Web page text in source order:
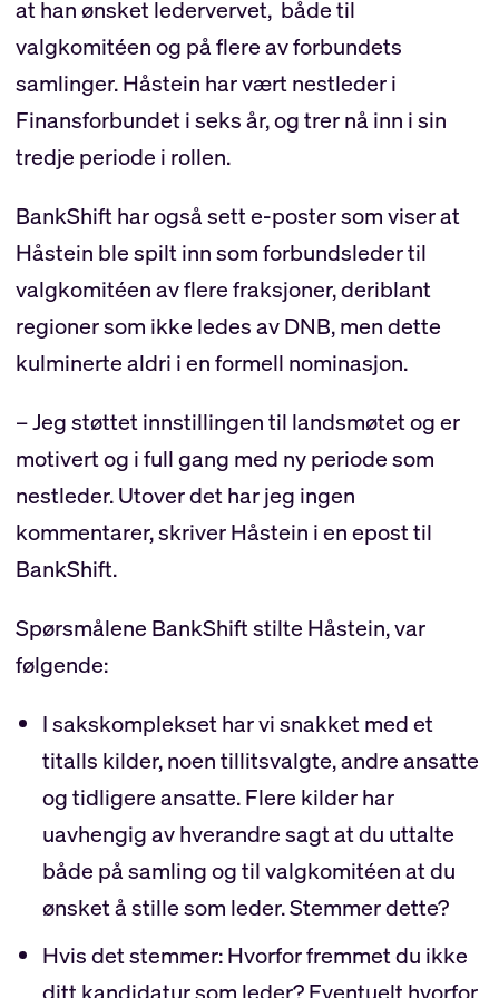
at han ønsket ledervervet, både til
valgkomitéen og på flere av forbundets
samlinger. Håstein har vært nestleder i
Finansforbundet i seks år, og trer nå inn i sin
tredje periode i rollen.
BankShift har også sett e-poster som viser at
Håstein ble spilt inn som forbundsleder til
valgkomitéen av flere fraksjoner, deriblant
regioner som ikke ledes av DNB, men dette
kulminerte aldri i en formell nominasjon.
– Jeg støttet innstillingen til landsmøtet og er
motivert og i full gang med ny periode som
nestleder. Utover det har jeg ingen
kommentarer, skriver Håstein i en epost til
BankShift.
Spørsmålene BankShift stilte Håstein, var
følgende:
I sakskomplekset har vi snakket med et
titalls kilder, noen tillitsvalgte, andre ansatte
og tidligere ansatte. Flere kilder har
uavhengig av hverandre sagt at du uttalte
både på samling og til valgkomitéen at du
ønsket å stille som leder. Stemmer dette?
Hvis det stemmer: Hvorfor fremmet du ikke
ditt kandidatur som leder? Eventuelt hvorfor